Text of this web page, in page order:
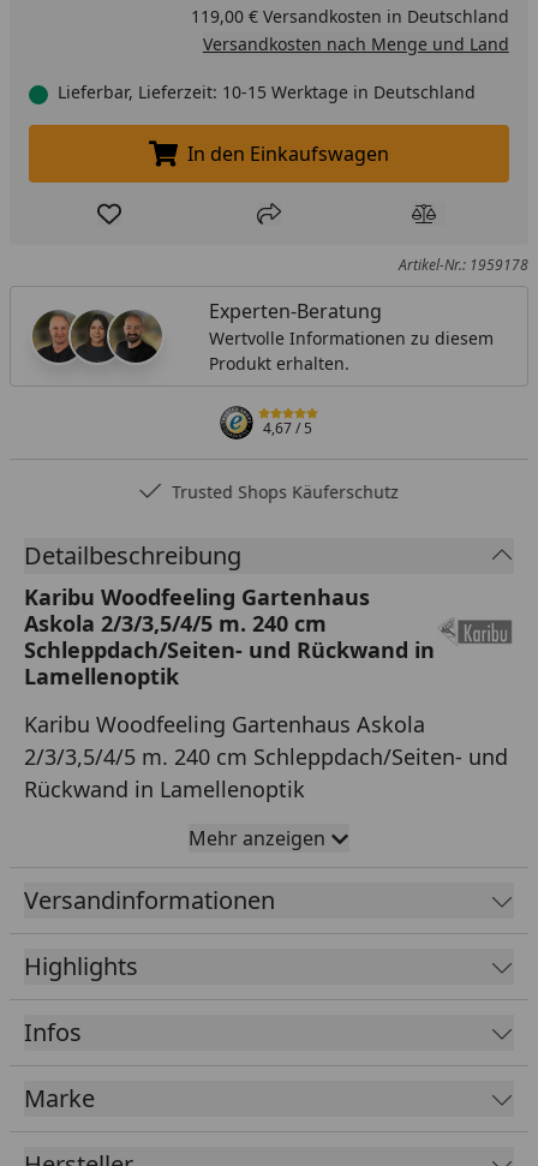
119,00 € Versandkosten in Deutschland
Versandkosten nach Menge und Land
Lieferbar, Lieferzeit: 10-15 Werktage in Deutschland
In den Einkaufswagen legen
In den Einkaufswagen
Produkt zur Wunschliste hinzufügen
Teilen Produkt
Artikel-Nr.: 1959178
Experten-Beratung
Wertvolle Informationen zu diesem
Produkt erhalten.
4,67/ 5
Trusted Shops Käuferschutz
Detailbeschreibung
Karibu Woodfeeling Gartenhaus
Askola 2/3/3,5/4/5 m. 240 cm
Schleppdach/Seiten- und Rückwand in
Lamellenoptik
Karibu Woodfeeling Gartenhaus Askola
2/3/3,5/4/5 m. 240 cm Schleppdach/Seiten- und
Rückwand in Lamellenoptik
19 mm Steck-Schraubsystem für eine einfache
Montage
16 mm Pultdach
Sicherheitsüberfalle
cm, beidseitig montierbar)
Mehr anzeigen
Versandinformationen
Highlights
Infos
Marke